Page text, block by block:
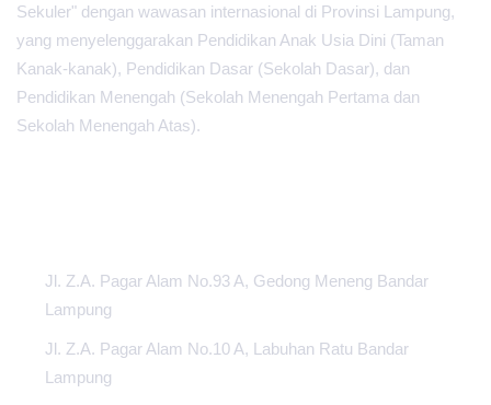
Sekuler" dengan wawasan internasional di Provinsi Lampung,
yang menyelenggarakan Pendidikan Anak Usia Dini (Taman
Kanak-kanak), Pendidikan Dasar (Sekolah Dasar), dan
Pendidikan Menengah (Sekolah Menengah Pertama dan
Sekolah Menengah Atas).
Jl. Z.A. Pagar Alam No.93 A, Gedong Meneng Bandar
Lampung
Jl. Z.A. Pagar Alam No.10 A, Labuhan Ratu Bandar
Lampung